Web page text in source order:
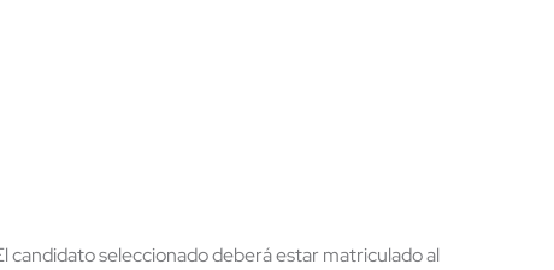
candidato seleccionado deberá estar matriculado al